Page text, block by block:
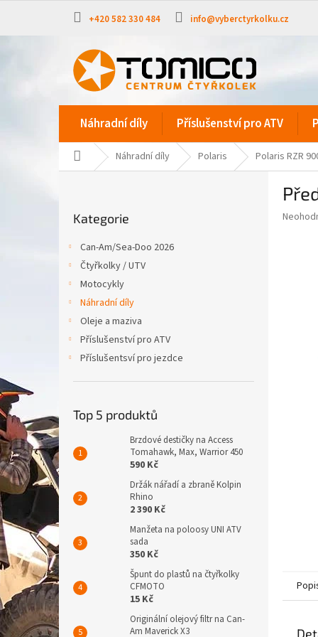
obsah
+420 582 330 484 info@vyberctyrkolku.cz
Náhradní díly Příslušenství pro ATV
Domů Náhradní díly Polaris Polaris RZR
kategorie
Kategorie
Can-Am/Sea-Doo 2026
Čtyřkolky / UTV
Motocykly
Náhradní díly
Oleje a maziva
Příslušenství pro ATV
Příslušentsví pro jezdce
Top 5 produktů
Brzdové destičky na Access
Tomahawk, Max, Warrior 450
590 Kč
Držák nářadí a zbraně Kolpin
Rhino
2 390 Kč
Manžeta na poloosy UNI ATV
sada
350 Kč
Špunt do plastů na čtyřkolky
CFMOTO
15 Kč
Originální olejový filtr na Can-
Am Maverick X3